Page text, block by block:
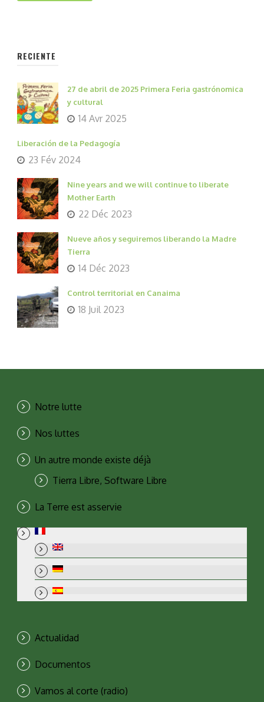
RECIENTE
27 de abril de 2025 Primera Feria gastrónomica
y cultural
14 Avr 2025
Liberación de la Pedagogía
23 Fév 2024
Nine years and we will continue to liberate
Mother Earth
22 Déc 2023
Nueve años y seguiremos liberando la Madre
Tierra
14 Déc 2023
Control territorial en Canaima
18 Juil 2023
Notre lutte
Nos luttes
Un autre monde existe déjà
Tierra Libre, Software Libre
La Terre est asservie
Actualidad
Documentos
Vamos al corte (radio)